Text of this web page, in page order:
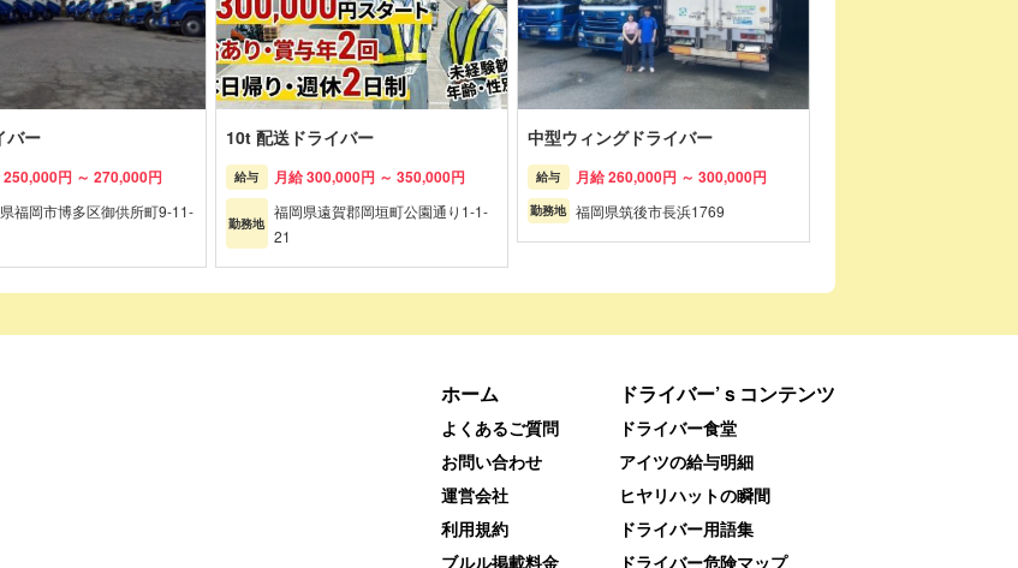
バー
250,000円 ～ 270,000円
福岡市博多区御供所町9-11-
10t 配送ドライバー
給与 月給 300,000円 ～ 350,000円
勤務地
福岡県遠賀郡岡垣町公園通り1-1-
21
中型ウィングドライバー
給与 月給 260,000円 ～ 300,000円
勤務地 福岡県筑後市長浜1769
ホーム
よくあるご質問
お問い合わせ
運営会社
利用規約
ブルル掲載料金
ドライバー’ｓコンテンツ
ドライバー食堂
アイツの給与明細
ヒヤリハットの瞬間
ドライバー用語集
ドライバー危険マップ